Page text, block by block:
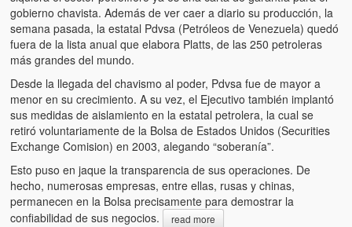
gobierno chavista. Además de ver caer a diario su producción, la
semana pasada, la estatal Pdvsa (Petróleos de Venezuela) quedó
fuera de la lista anual que elabora Platts, de las 250 petroleras
más grandes del mundo.
Desde la llegada del chavismo al poder, Pdvsa fue de mayor a
menor en su crecimiento. A su vez, el Ejecutivo también implantó
sus medidas de aislamiento en la estatal petrolera, la cual se
retiró voluntariamente de la Bolsa de Estados Unidos (Securities
Exchange Comision) en 2003, alegando “soberanía”.
Esto puso en jaque la transparencia de sus operaciones. De
hecho, numerosas empresas, entre ellas, rusas y chinas,
permanecen en la Bolsa precisamente para demostrar la
confiabilidad de sus negocios.
read more